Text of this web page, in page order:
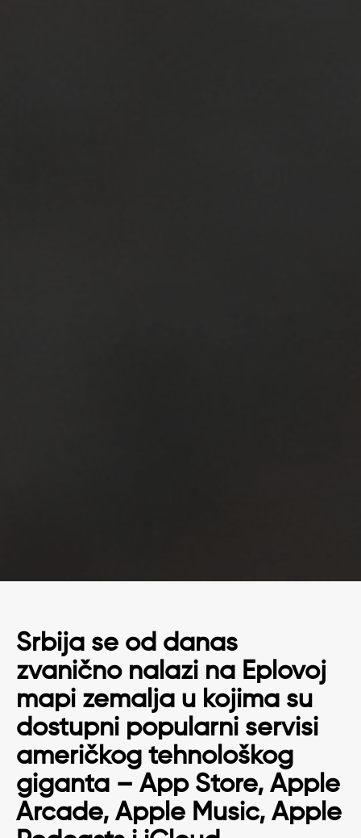
Srbija se od danas
zvanično nalazi na Eplovoj
mapi zemalja u kojima su
dostupni popularni servisi
američkog tehnološkog
giganta – App Store, Apple
Arcade, Apple Music, Apple